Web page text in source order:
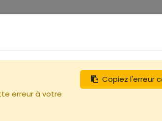
Copiez l'erreur
erreur à votre